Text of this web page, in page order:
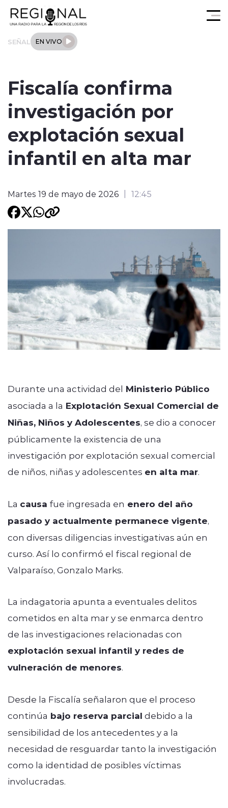
SEÑAL EN VIVO
Tendencias
Deportes
Entrevistas
modo claro
Fiscalía confirma
investigación por
explotación sexual
infantil en alta mar
Martes 19 de mayo de 2026 12:45
Durante una actividad del Ministerio Público
asociada a la Explotación Sexual Comercial de
Niñas, Niños y Adolescentes, se dio a conocer
públicamente la existencia de una
investigación por explotación sexual comercial
de niños, niñas y adolescentes en alta mar.
La causa fue ingresada en enero del año
pasado y actualmente permanece vigente,
con diversas diligencias investigativas aún en
curso. Así lo confirmó el fiscal regional de
Valparaíso, Gonzalo Marks.
La indagatoria apunta a eventuales delitos
cometidos en alta mar y se enmarca dentro
de las investigaciones relacionadas con
explotación sexual infantil y redes de
vulneración de menores.
Desde la Fiscalía señalaron que el proceso
continúa bajo reserva parcial debido a la
sensibilidad de los antecedentes y a la
necesidad de resguardar tanto la investigación
como la identidad de posibles víctimas
involucradas.